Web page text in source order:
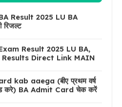
Result 2025 LU BA
रिजल्ट
Result 2025 LU BA,
Results Direct Link MAIN
kab aaega (बीए प्रथम वर्ष
करे) BA Admit Card चेक करें